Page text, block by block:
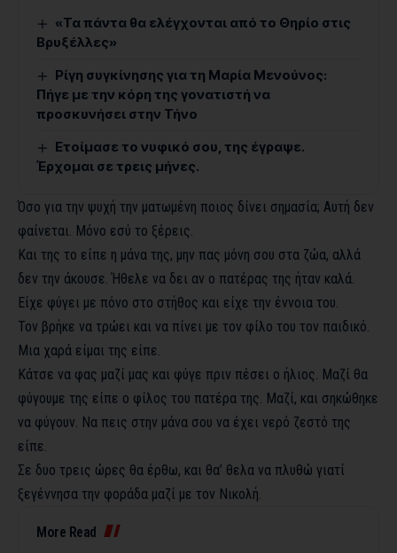
«Τα πάντα θα ελέγχονται από το Θηρίο στις
Βρυξέλλες»
Ρίγη συγκίνησης για τη Μαρία Μενούνος:
Πήγε με την κόρη της γονατιστή να
προσκυνήσει στην Τήνο
Ετοίμασε το νυφικό σου, της έγραψε.
Έρχομαι σε τρεις μήνες.
Όσο για την ψυχή την ματωμένη ποιος δίνει σημασία; Αυτή δεν
φαίνεται. Μόνο εσύ το ξέρεις.
Και της το είπε η μάνα της, μην πας μόνη σου στα ζώα, αλλά
δεν την άκουσε. Ήθελε να δει αν ο πατέρας της ήταν καλά.
Είχε φύγει με πόνο στο στήθος και είχε την έννοια του.
Τον βρήκε να τρώει και να πίνει με τον φίλο του τον παιδικό.
Μια χαρά είμαι της είπε.
Κάτσε να φας μαζί μας και φύγε πριν πέσει ο ήλιος. Μαζί θα
φύγουμε της είπε ο φίλος του πατέρα της. Μαζί, και σηκώθηκε
να φύγουν. Να πεις στην μάνα σου να έχει νερό ζεστό της
είπε.
Σε δυο τρεις ώρες θα έρθω, και θα’ θελα να πλυθώ γιατί
ξεγέννησα την φοράδα μαζί με τον Νικολή.
More Read